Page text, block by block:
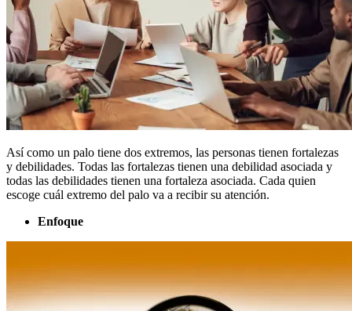
Así como un palo tiene dos extremos, las personas tienen fortalezas
y debilidades. Todas las fortalezas tienen una debilidad asociada y
todas las debilidades tienen una fortaleza asociada. Cada quien
escoge cuál extremo del palo va a recibir su atención.
Enfoque